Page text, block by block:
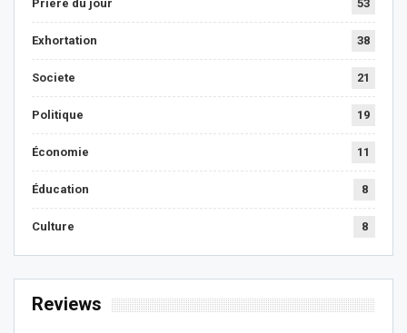
Prière du jour 53
Exhortation 38
Societe 21
Politique 19
Économie 11
Éducation 8
Culture 8
Reviews